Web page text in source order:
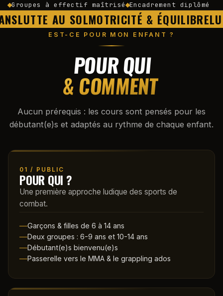
Groupes à effectif maîtrisé Encadrement diplômé
LUTTE AU SOLMOTRICITÉ & ÉQUILIBRE
EST-CE POUR MON ENFANT ?
POUR QUI
& COMMENT
Aucun prérequis : les cours sont pensés pour les
débutant(e)s et adaptés au rythme de chaque enfant.
01 / PUBLIC
POUR QUI ?
Une première approche ludique des sports de
combat.
Garçons & filles de 6 à 14 ans
Deux groupes : 6-9 ans et 10-14 ans
Débutant(e)s bienvenu(e)s
Passerelle vers le MMA & le grappling ados